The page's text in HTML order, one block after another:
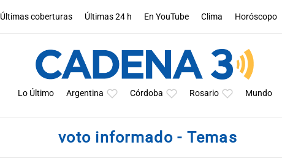
Últimas coberturas Últimas 24 h En YouTube Clima Horóscopo
Lo Último Argentina Córdoba Rosario Mundo
voto informado - Temas